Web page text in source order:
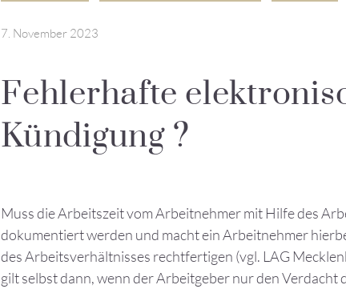
7. November 2023
Fehlerhafte
Kündigung ?
Muss die Arbeitszeit vom Arbeitnehmer mit Hilfe des
dokumentiert werden und macht ein Arbeitnehmer
des Arbeitsverhältnisses rechtfertigen (vgl. LAG
gilt selbst dann, wenn der Arbeitgeber nur den